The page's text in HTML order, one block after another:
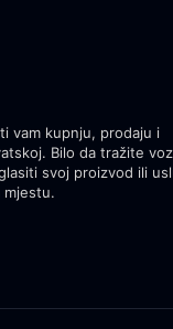
vam kupnju, prodaju i
Bilo da tražite
svoj proizvod ili
mjestu.